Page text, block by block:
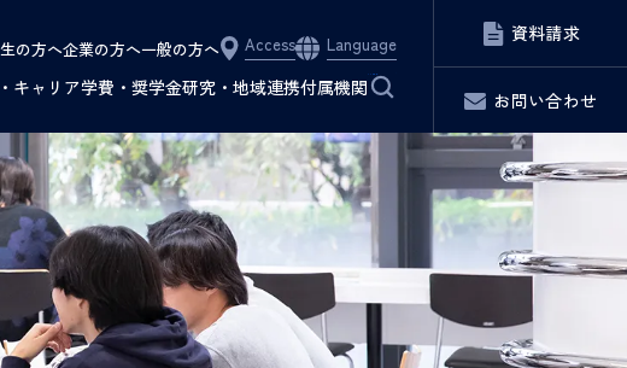
の方へ企業の方へ一般の方へ Access Language
キャリア学費・奨学金研究・地域連携付属機関
資料請求
お問い合わせ